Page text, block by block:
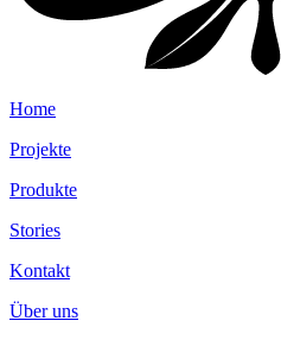
Home
Projekte
Produkte
Stories
Kontakt
Über uns